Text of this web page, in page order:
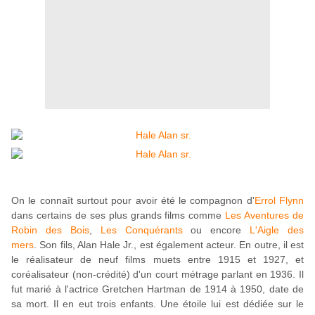
On le connaît surtout pour avoir été le compagnon d'Errol Flynn
dans certains de ses plus grands films comme Les Aventures de
Robin des Bois, Les Conquérantsou encore L'Aigle des
mers . Son fils, Alan Hale Jr., est également acteur. En outre, il est
le réalisateur de neuf films muets entre 1915 et 1927, et
coréalisateur (non-crédité) d'un court métrage parlant en 1936. Il
fut marié à l'actrice Gretchen Hartman de 1914 à 1950, date de
sa mort. Il en eut trois enfants. Une étoile lui est dédiée sur le